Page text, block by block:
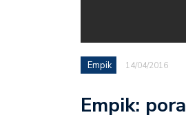
Empik 14/04/2016
Empik: